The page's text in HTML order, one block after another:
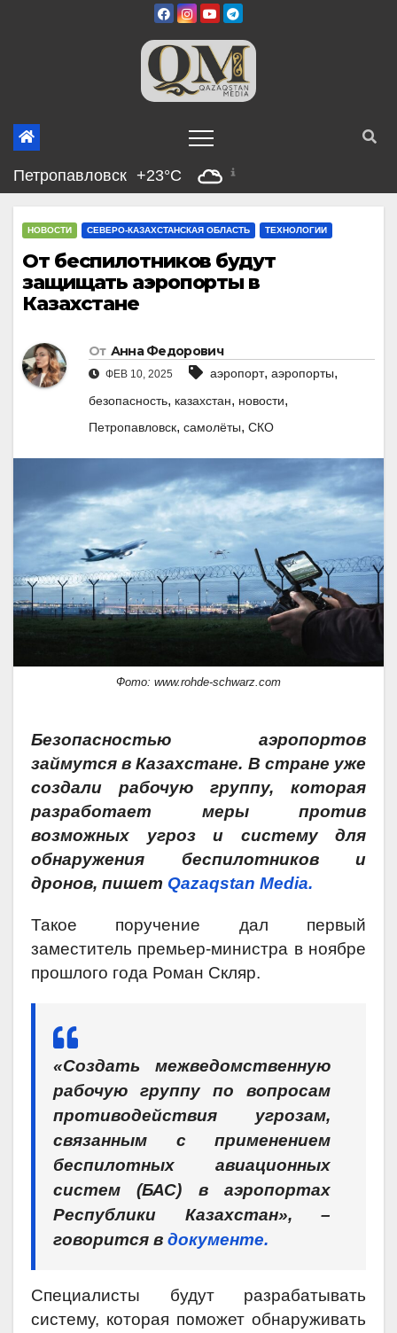
Петропавловск +23°C
НОВОСТИ СЕВЕРО-КАЗАХСТАНСКАЯ ОБЛАСТЬ ТЕХНОЛОГИИ
От беспилотников будут
защищать аэропорты в
Казахстане
От Анна Федорович
ФЕВ 10, 2025 аэропорт, аэропорты,
безопасность, казахстан, новости,
Петропавловск, самолёты, СКО
Фото: www.rohde-schwarz.com
Безопасностью аэропортов
займутся в Казахстане. В стране уже
создали рабочую группу, которая
разработает меры против
возможных угроз и систему для
обнаружения беспилотников и
дронов, пишет Qazaqstan Media.
Такое поручение дал первый
заместитель премьер-министра в ноябре
прошлого года Роман Скляр.
«Создать межведомственную
рабочую группу по вопросам
противодействия угрозам,
связанным с применением
беспилотных авиационных
систем (БАС) в аэропортах
Республики Казахстан», –
говорится в документе.
Специалисты будут разрабатывать
систему, которая поможет обнаруживать